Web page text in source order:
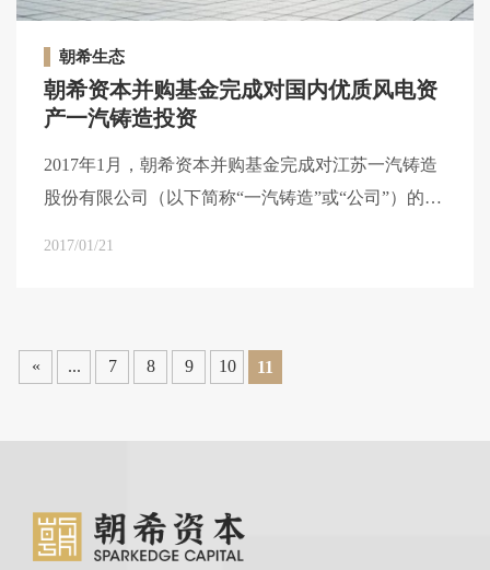
朝希生态
朝希资本并购基金完成对国内优质风电资
产一汽铸造投资
2017年1月，朝希资本并购基金完成对江苏一汽铸造
股份有限公司（以下简称“一汽铸造”或“公司”）的投
2017/01/21
« ... 7 8 9 10 11